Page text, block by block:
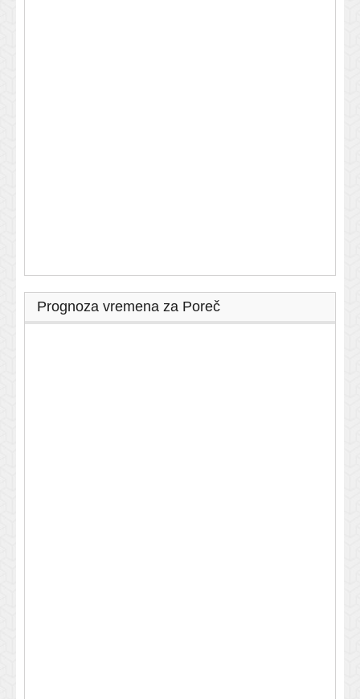
Prognoza vremena za Poreč